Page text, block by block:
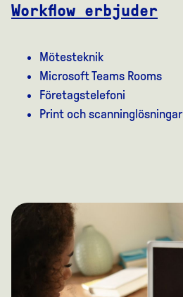
Workflow erbjuder
Mötesteknik
Microsoft Teams Rooms
Företagstelefoni
Print och scanninglösningar